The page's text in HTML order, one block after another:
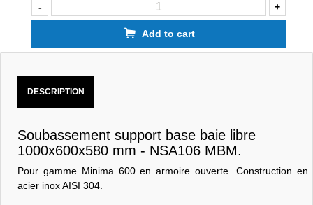
- +
Add to cart
DESCRIPTION
Soubassement support base baie libre
1000x600x580 mm - NSA106 MBM.
Pour gamme Minima 600 en armoire ouverte. Construction en
acier inox AISI 304.